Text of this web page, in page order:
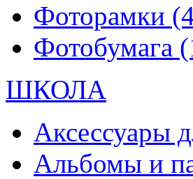
Фоторамки
Фотобумага
ШКОЛА
Аксессуары
Альбомы и